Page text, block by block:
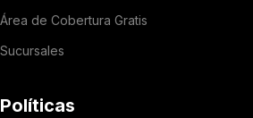
Área de Cobertura Gratis
Sucursales
Políticas